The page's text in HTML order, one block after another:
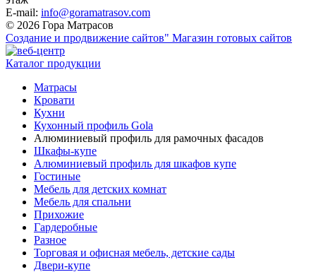
E-mail: info@goramatrasov.com
© 2026 Гора Матрасов
Создание и продвижение сайтов" Магазин готовых сайтов
Каталог продукции
Матрасы
Кровати
Кухни
Кухонный профиль Gola
Алюминиевый профиль для рамочных фасадов
Шкафы-купе
Алюминиевый профиль для шкафов купе
Гостиные
Мебель для детских комнат
Мебель для спальни
Прихожие
Гардеробные
Разное
Торговая и офисная мебель, детские сады
Двери-купе